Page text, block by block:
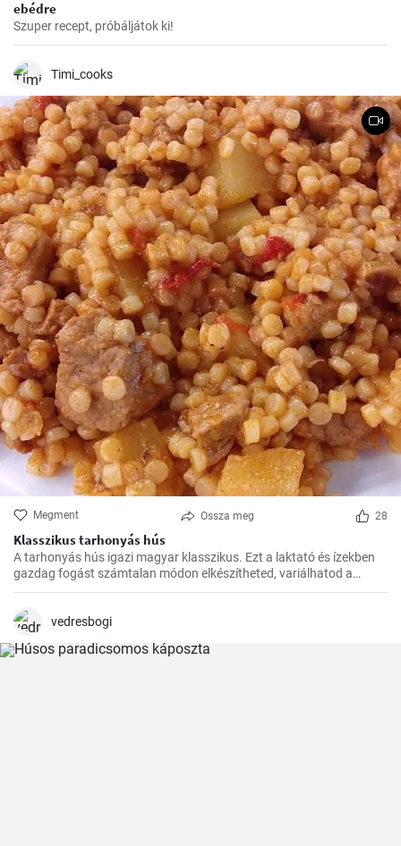
ebédre
Szuper recept, próbáljátok ki!
Timi_cooks
Megment Ossza meg 28
Klasszikus tarhonyás hús
A tarhonyás hús igazi magyar klasszikus. Ezt a laktató és ízekben
gazdag fogást számtalan módon elkészítheted, variálhatod a
húsokat, a zöldségeket ízlés szerint. Jó kísérletezést és jó étvágyat!
vedresbogi